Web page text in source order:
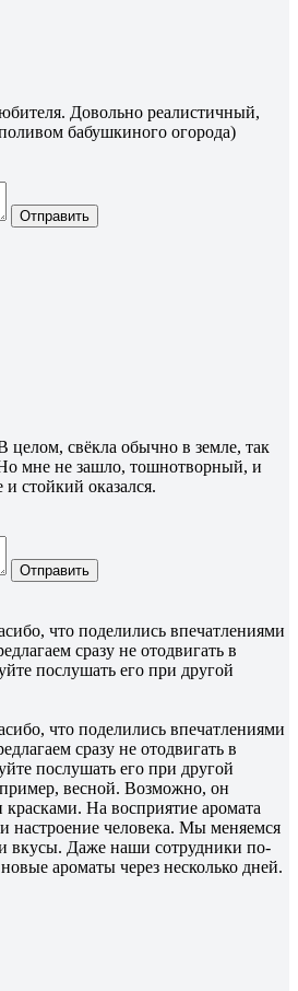
Довольно реалистичный,
бабушкиного огорода)
Отправить
целом, свёкла обычно в земле, так
мне не зашло, тошнотворный, и
стойкий оказался.
Отправить
что поделились впечатлениями
сразу не отодвигать в
послушать его при другой
что поделились впечатлениями
сразу не отодвигать в
послушать его при другой
весной. Возможно, он
красками. На восприятие аромата
настроение человека. Мы меняемся
вкусы. Даже наши сотрудники по-
ароматы через несколько дней.